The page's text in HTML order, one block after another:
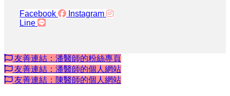
Facebook
Instagram
Line
友善連結：潘醫師的粉絲專頁
友善連結：潘醫師的個人網站
友善連結：陳醫師的個人網站